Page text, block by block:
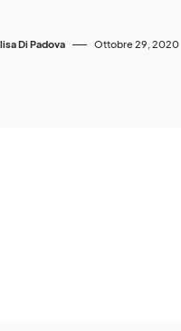
Di Padova Ottobre 29, 2020